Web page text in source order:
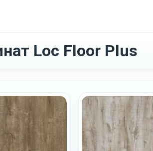
Loc Floor Plus